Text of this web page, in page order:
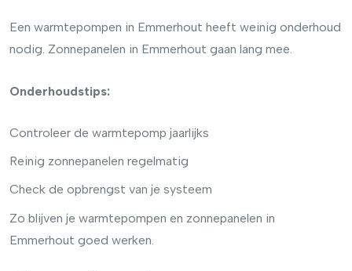
Een warmtepompen in Emmerhout heeft weinig onderhoud
nodig. Zonnepanelen in Emmerhout gaan lang mee.
Onderhoudstips:
Controleer de warmtepomp jaarlijks
Reinig zonnepanelen regelmatig
Check de opbrengst van je systeem
Zo blijven je warmtepompen en zonnepanelen in
Emmerhout goed werken.